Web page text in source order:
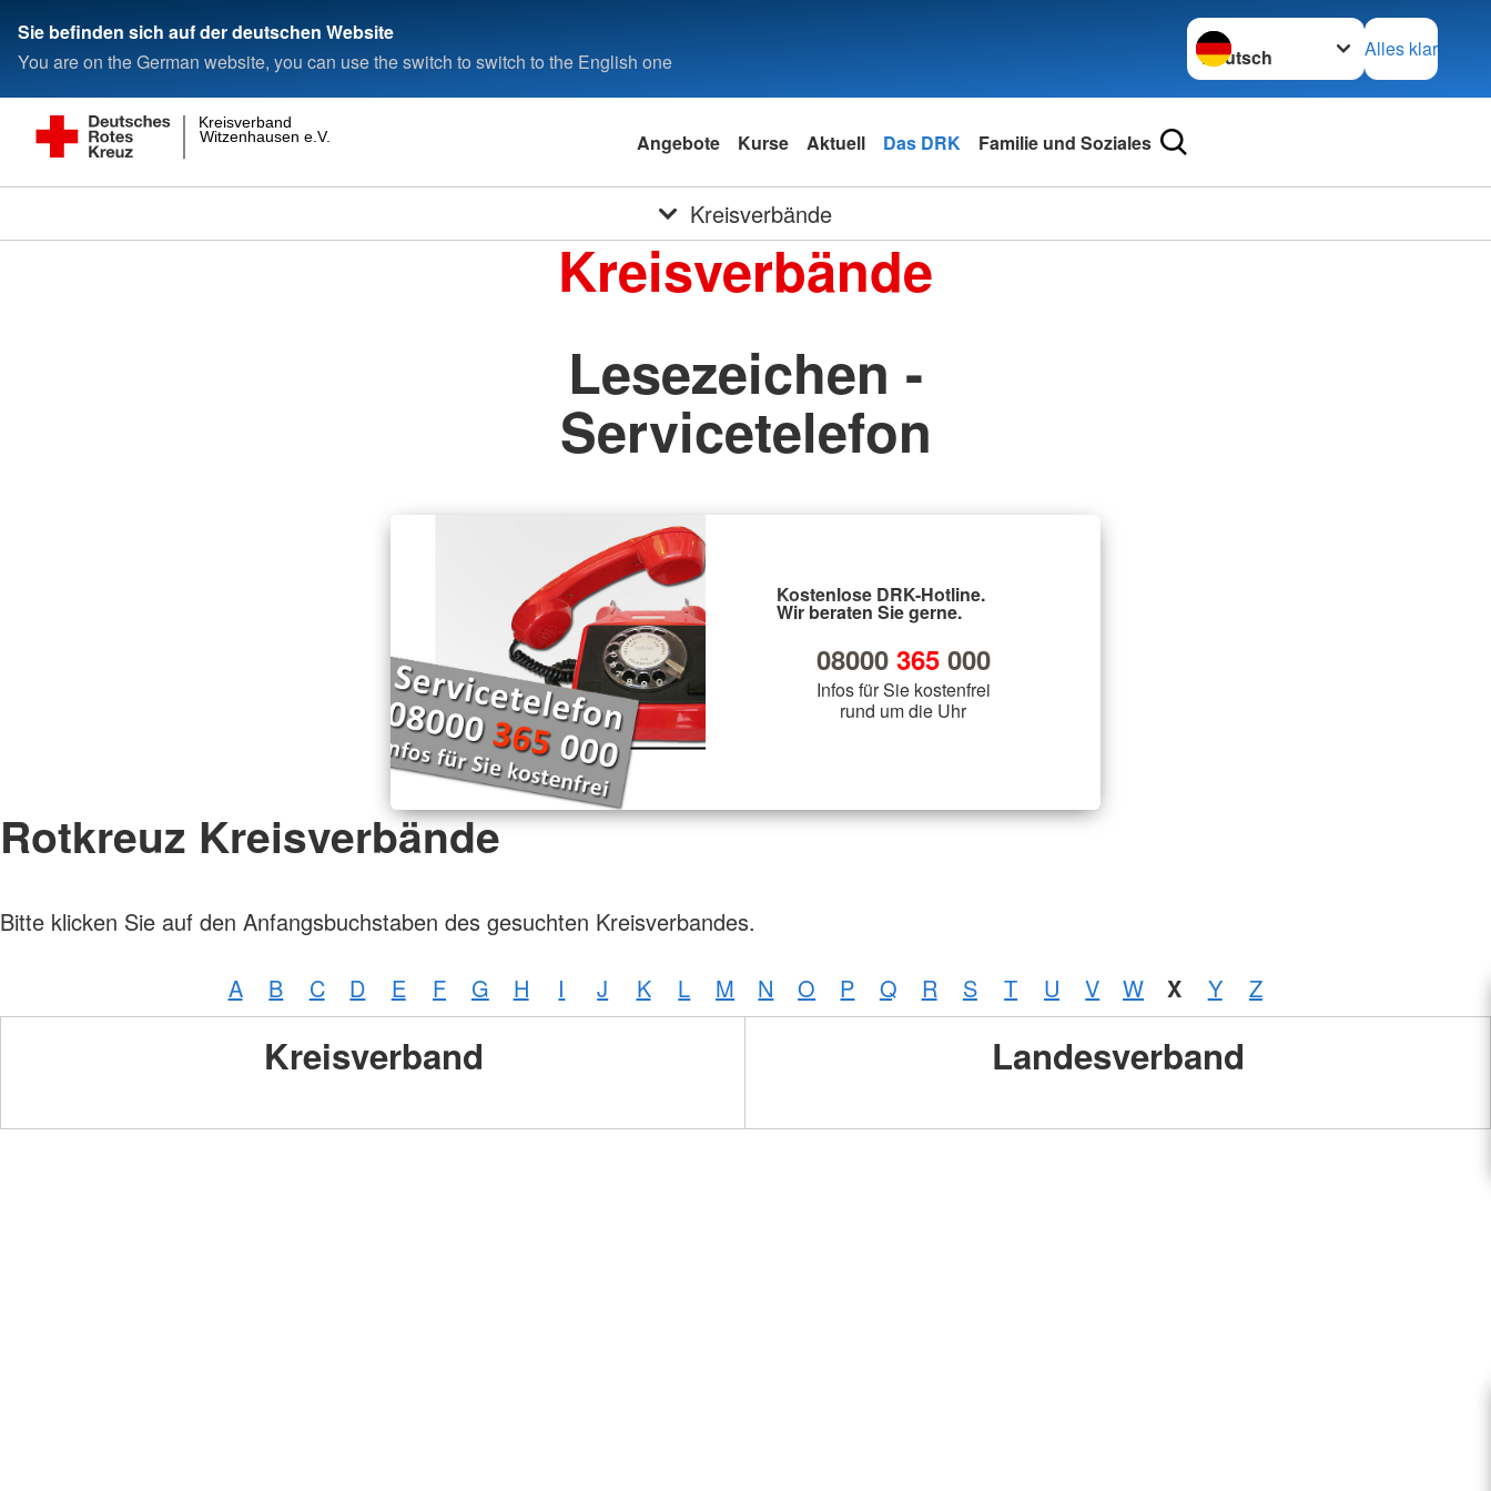
Sie befinden sich auf der deutschen Website
You are on the German website, you can use the switch to switch to the English one
Sprache wechseln zu
Alles klar
Witzenhausen e.V.
Kreisverband
Angebote Kurse Aktuell Das DRK Familie und Soziales
Kreisverbände
Kreisverbände
Lesezeichen -
Servicetelefon
Kostenlose DRK-Hotline.
Wir beraten Sie gerne.
08000 365000
Infos für Sie kostenfrei
rund um die Uhr
Rotkreuz Kreisverbände
Bitte klicken Sie auf den Anfangsbuchstaben des gesuchten Kreisverbandes.
A B C D E F G H I J K L M N O P Q R S T U V W X Y Z
Kreisverband Landesverband